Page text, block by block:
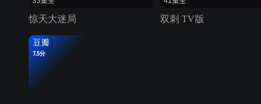
惊天大迷局 双刺 TV版
豆瓣
7.5分